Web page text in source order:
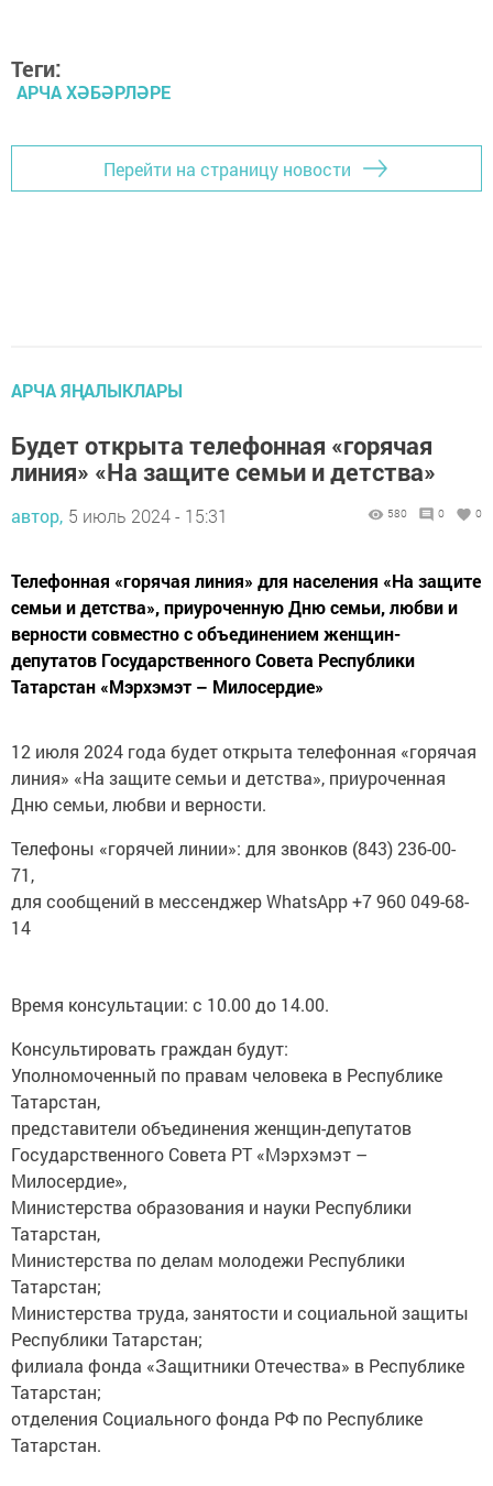
Теги:
АРЧА ХӘБӘРЛӘРЕ
Перейти на страницу новости
АРЧА ЯҢАЛЫКЛАРЫ
Будет открыта телефонная «горячая
линия» «На защите семьи и детства»
автор, 5 июль 2024 - 15:31 580 0 0
Телефонная «горячая линия» для населения «На защите
семьи и детства», приуроченную Дню семьи, любви и
верности совместно с объединением женщин-
депутатов Государственного Совета Республики
Татарстан «Мэрхэмэт – Милосердие»
12 июля 2024 года будет открыта телефонная «горячая
линия» «На защите семьи и детства», приуроченная
Дню семьи, любви и верности.
Телефоны «горячей линии»: для звонков (843) 236-00-
71,
для сообщений в мессенджер WhatsApp +7 960 049-68-
14
Время консультации: с 10.00 до 14.00.
Консультировать граждан будут:
Уполномоченный по правам человека в Республике
Татарстан,
представители объединения женщин-депутатов
Государственного Совета РТ «Мэрхэмэт –
Милосердие»,
Министерства образования и науки Республики
Татарстан,
Министерства по делам молодежи Республики
Татарстан;
Министерства труда, занятости и социальной защиты
Республики Татарстан;
филиала фонда «Защитники Отечества» в Республике
Татарстан;
отделения Социального фонда РФ по Республике
Татарстан.